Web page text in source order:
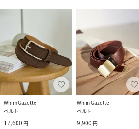
Whim Gazette
ベルト
17,600 円
Whim Gazette
ベルト
9,900 円